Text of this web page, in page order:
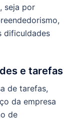
seja por
dificuldades
e tarefas
de tarefas,
da empresa
de